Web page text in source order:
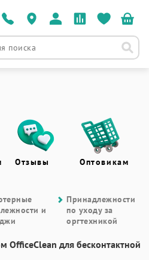
Отзывы Оптовикам
и
Принадлежности
по уходу за
оргтехникой
OfficeClean для бесконтактной